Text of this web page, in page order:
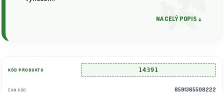
NA CELÝ POPIS ↓
KÓD PRODUKTU 14391
EAN KÓD 8591365508222